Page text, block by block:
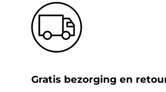
Gratis bezorging en